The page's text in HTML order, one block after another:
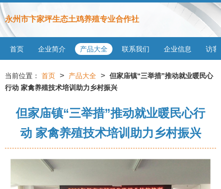
永州市卞家坪生态土鸡养殖专业合作社
首页 企业简介 产品大全 联系我们 企业信息 访客
当前位置： 首页 > 产品大全 > 但家庙镇“三举措”推动就业暖民心
行动 家禽养殖技术培训助力乡村振兴
但家庙镇“三举措”推动就业暖民心行
动 家禽养殖技术培训助力乡村振兴